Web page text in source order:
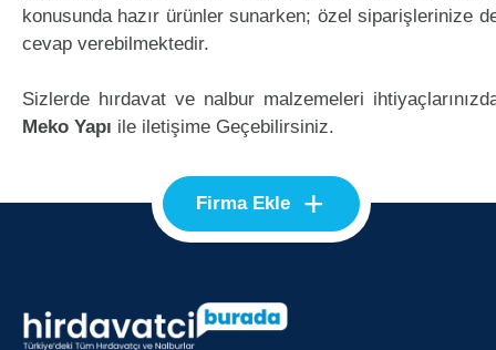
konusunda hazır ürünler sunarken; özel siparişlerinize
cevap verebilmektedir.
Sizlerde hırdavat ve nalbur malzemeleri
Meko Yapı ile iletişime Geçebilirsiniz.
Firma Ekle +